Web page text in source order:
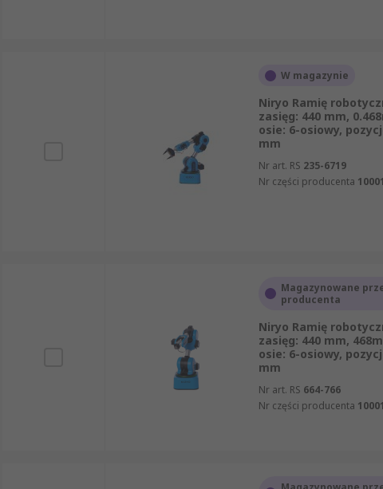
W magazynie
Niryo Ramię
zasięg: 440 mm,
osie: 6-osiowy,
mm
Nr art. RS 235-6719
Nr części producenta
Magazynowane
producenta
Niryo Ramię
zasięg: 440 mm,
osie: 6-osiowy,
mm
Nr art. RS 664-766
Nr części producenta